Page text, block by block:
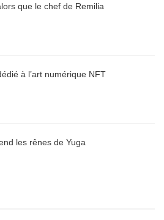
que le chef de Remilia
à l’art numérique NFT
les rênes de Yuga